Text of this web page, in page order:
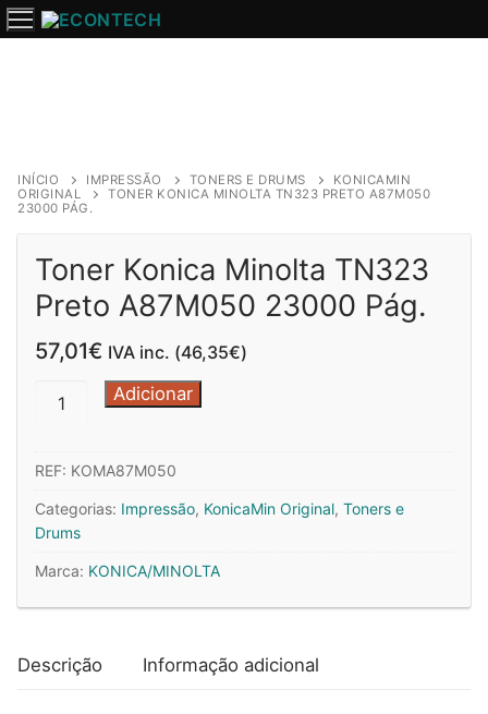
Saltar
para
INÍCIO IMPRESSÃO TONERS E DRUMS
KONICAMIN
ORIGINAL
TONER KONICA MINOLTA TN323 PRETO A87M050
23000 PÁG.
Toner Konica Minolta TN323
Preto A87M050 23000 Pág.
57,01€ IVA inc. (46,35€)
Quantidade
Konica
Minolta
TN323
A87M050
23000
Adicionar
REF: KOMA87M050
Categorias: Impressão, KonicaMin Original, Toners e
Drums
Marca: KONICA/MINOLTA
Descrição Informação adicional